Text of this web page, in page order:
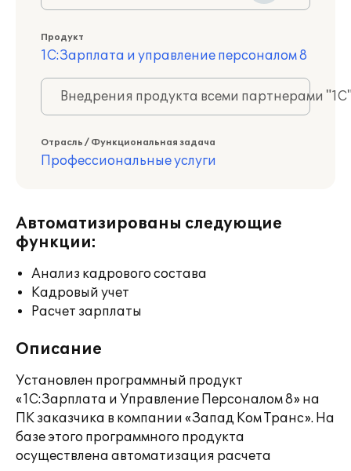
Продукт
1С:Зарплата и управление персоналом 8
Внедрения продукта всеми партнерами
Отрасль / Функциональная задача
Профессиональные услуги
Автоматизированы следующие
функции:
Анализ кадрового состава
Кадровый учет
Расчет зарплаты
Описание
Установлен программный продукт
«1С:Зарплата и Управление Персоналом 8» на
ПК заказчика в компании «Запад Ком Транс». На
базе этого программного продукта
осуществлена автоматизация расчета